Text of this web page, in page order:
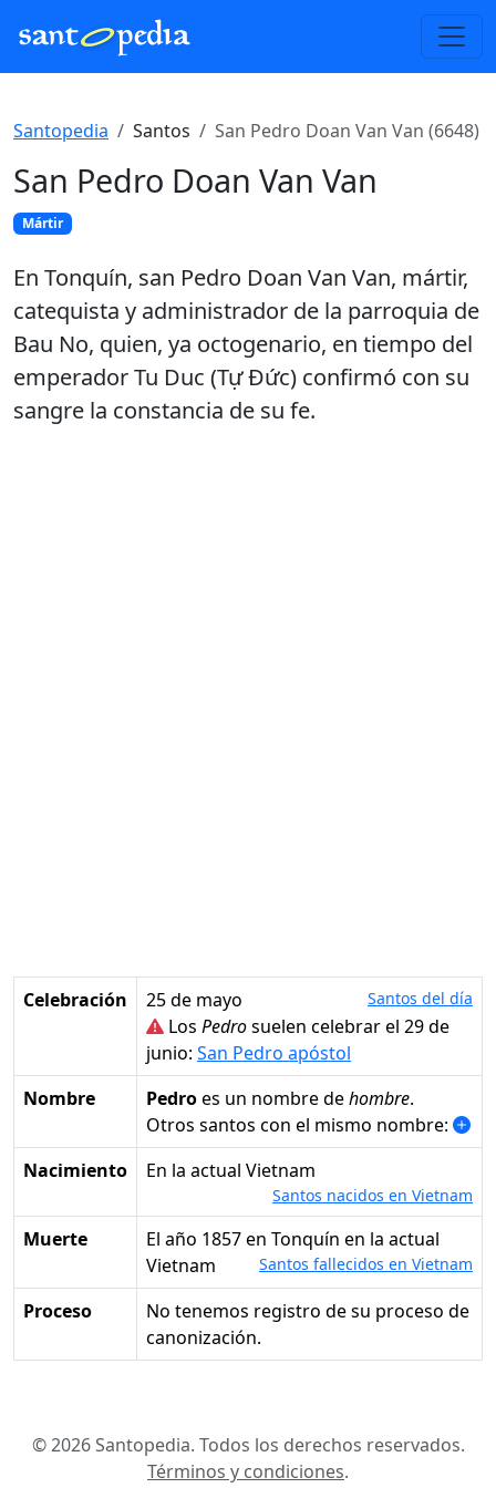
Santopedia Santos San Pedro Doan Van Van (6648)
San Pedro Doan Van Van
Mártir
En Tonquín, san Pedro Doan Van Van, mártir,
catequista y administrador de la parroquia de
Bau No, quien, ya octogenario, en tiempo del
emperador Tu Duc (Tự Đức) confirmó con su
sangre la constancia de su fe.
Celebración 25 de mayo Santos del día
Los Pedrosuelen celebrar el 29 de
junio: San Pedro apóstol
Nombre
Pedroes un nombre dehombre.
Otros santos con el mismo nombre:
Nacimiento
en la actual Vietnam
Santos nacidos en Vietnam
Muerte
el año 1857 en Tonquín en la actual
Vietnam
Santos fallecidos en Vietnam
Proceso
No tenemos registro de su proceso de
canonización.
© 2026 Santopedia. Todos los derechos reservados.
Términos y condiciones.